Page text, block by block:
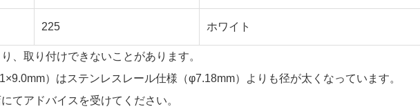
225 ホワイト
、取り付けできないことがあります。
）はステンレスレール仕様（φ7.18mm）よりも径が太くなっています。
てアドバイスを受けてください。